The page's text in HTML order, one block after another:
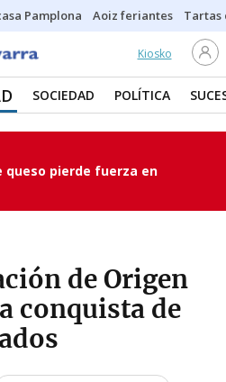
Pamplona Aoiz feriantes Tartas
Kiosko
SOCIEDAD POLÍTICA
queso pierde fuerza en
de Origen
conquista de